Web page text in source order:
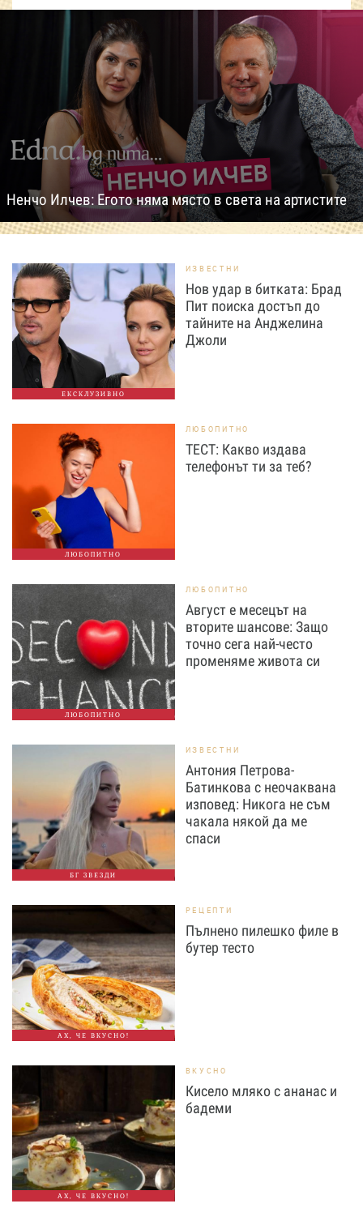
Ненчо Илчев: Егото няма място в света на артистите
ЕКСКЛУЗИВНО
ИЗВЕСТНИ
Нов удар в битката: Брад
Пит поиска достъп до
тайните на Анджелина
Джоли
ЛЮБОПИТНО
ЛЮБОПИТНО
ТЕСТ: Какво издава
телефонът ти за теб?
ЛЮБОПИТНО
ЛЮБОПИТНО
Август е месецът на
вторите шансове: Защо
точно сега най-често
променяме живота си
БГ ЗВЕЗДИ
ИЗВЕСТНИ
Антония Петрова-
Батинкова с неочаквана
изповед: Никога не съм
чакала някой да ме
спаси
АХ, ЧЕ ВКУСНО!
РЕЦЕПТИ
Пълнено пилешко филе в
бутер тесто
АХ, ЧЕ ВКУСНО!
ВКУСНО
Кисело мляко с ананас и
бадеми